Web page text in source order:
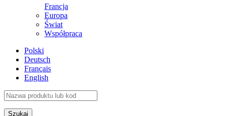
Francja
Europa
Świat
Współpraca
Polski
Deutsch
Français
English